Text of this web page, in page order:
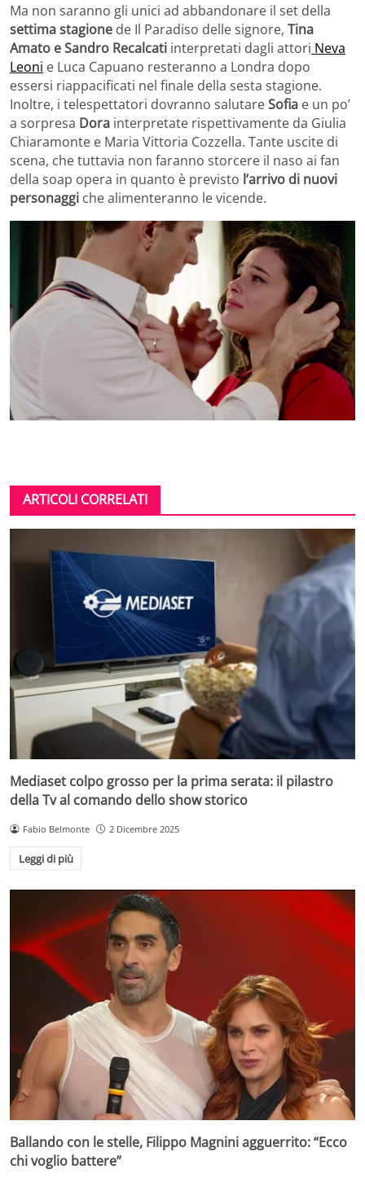
Ma non saranno gli unici ad abbandonare il set della
settima stagione de Il Paradiso delle signore, Tina
Amato e Sandro Recalcati interpretati dagli attori Neva
Leoni e Luca Capuano resteranno a Londra dopo
essersi riappacificati nel finale della sesta stagione.
Inoltre, i telespettatori dovranno salutareSofia e un po’
a sorpresa Dora interpretate rispettivamente da Giulia
Chiaramonte e Maria Vittoria Cozzella. Tante uscite di
scena, che tuttavia non faranno storcere il naso ai fan
della soap opera in quanto è previsto l’arrivo di nuovi
personaggi che alimenteranno le vicende.
ARTICOLI CORRELATI
Mediaset colpo grosso per la prima serata: il pilastro
della Tv al comando dello show storico
Fabio Belmonte 2 Dicembre 2025
Leggi di più
Ballando con le stelle, Filippo Magnini agguerrito: “Ecco
chi voglio battere”